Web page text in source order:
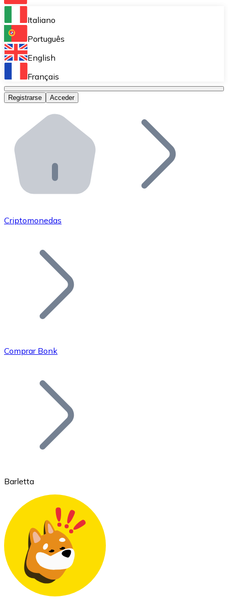
Bitnovo Ramp
Integra nuestra solución en tu plataforma.
Bitnovo Giftcards
Bitnovo OTC
Bitnovo ATM
Integra un ATM Bitnovo en tu negocio y permite que
Bitnovo API
Integra nuestra API en tu ecosistema.
Únete a nuestra red de distribuidores.
Añade tu proyecto a nuestro ecosistema.
Bitcoin
Ethereum
ETH
Italiano
Português
English
Français
Registrarse Acceder
Criptomonedas
Comprar Bonk
Barletta